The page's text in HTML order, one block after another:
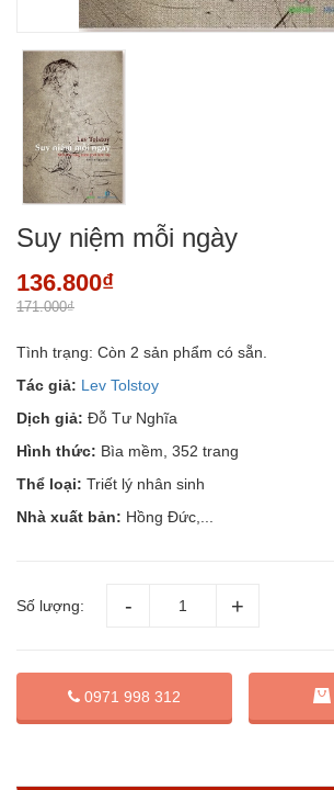
Suy niệm mỗi ngày
136.800₫
171.000₫
Tình trạng: Còn 2 sản phẩm có sẵn.
Tác giả: Lev Tolstoy
Dịch giả: Đỗ Tư Nghĩa
Hình thức: Bìa mềm, 352 trang
Thể loại: Triết lý nhân sinh
Nhà xuất bản: Hồng Đức,...
Số lượng:
0971 998 312